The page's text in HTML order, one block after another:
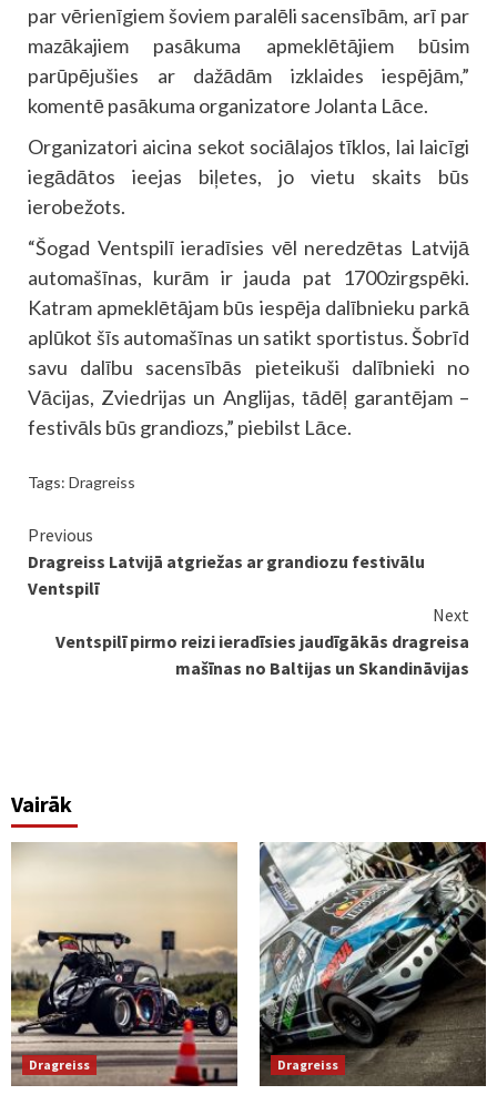
par vērienīgiem šoviem paralēli sacensībām, arī par
mazākajiem pasākuma apmeklētājiem būsim
parūpējušies ar dažādām izklaides iespējām,”
komentē pasākuma organizatore Jolanta Lāce.
Organizatori aicina sekot sociālajos tīklos, lai laicīgi
iegādātos ieejas biļetes, jo vietu skaits būs
ierobežots.
“Šogad Ventspilī ieradīsies vēl neredzētas Latvijā
automašīnas, kurām ir jauda pat 1700zirgspēki.
Katram apmeklētājam būs iespēja dalībnieku parkā
aplūkot šīs automašīnas un satikt sportistus. Šobrīd
savu dalību sacensībās pieteikuši dalībnieki no
Vācijas, Zviedrijas un Anglijas, tādēļ garantējam –
festivāls būs grandiozs,” piebilst Lāce.
Tags: Dragreiss
Continue
Reading
Previous
Dragreiss Latvijā atgriežas ar grandiozu festivālu
Ventspilī
Next
Ventspilī pirmo reizi ieradīsies jaudīgākās dragreisa
mašīnas no Baltijas un Skandināvijas
Vairāk
Dragreiss Dragreiss